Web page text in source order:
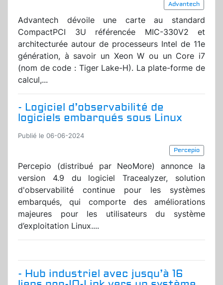
Advantech
Advantech dévoile une carte au standard
CompactPCI 3U référencée MIC-330V2 et
architecturée autour de processeurs Intel de 11e
génération, à savoir un Xeon W ou un Core i7
(nom de code : Tiger Lake-H). La plate-forme de
calcul,...
- Logiciel d’observabilité de
logiciels embarqués sous Linux
Publié le 06-06-2024
Percepio
Percepio (distribué par NeoMore) annonce la
version 4.9 du logiciel Tracealyzer, solution
d'observabilité continue pour les systèmes
embarqués, qui comporte des améliorations
majeures pour les utilisateurs du système
d’exploitation Linux....
- Hub industriel avec jusqu’à 16